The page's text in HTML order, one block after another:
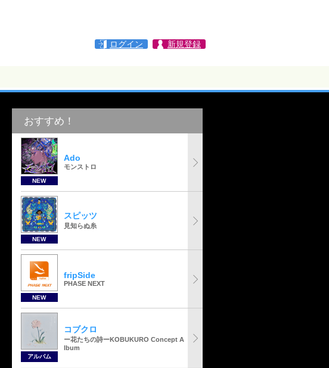
ログイン 新規登録
おすすめ！
NEW
Ado
モンストロ
NEW
スピッツ
見知らぬ糸
NEW
fripSide
PHASE NEXT
アルバム
コブクロ
ー花たちの詩ーKOBUKURO Concept A
lbum